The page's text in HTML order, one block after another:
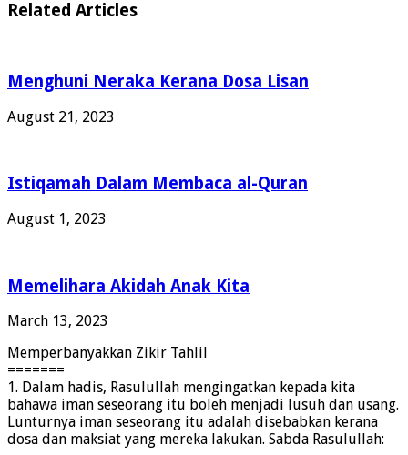
Related Articles
Menghuni Neraka Kerana Dosa Lisan
August 21, 2023
Istiqamah Dalam Membaca al-Quran
August 1, 2023
Memelihara Akidah Anak Kita
March 13, 2023
Memperbanyakkan Zikir Tahlil
=======
1. Dalam hadis, Rasulullah mengingatkan kepada kita
bahawa iman seseorang itu boleh menjadi lusuh dan usang.
Lunturnya iman seseorang itu adalah disebabkan kerana
dosa dan maksiat yang mereka lakukan. Sabda Rasulullah: